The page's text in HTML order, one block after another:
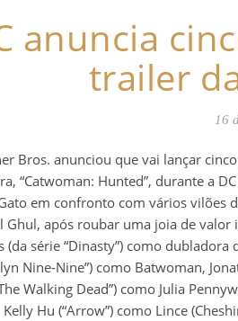
anuncia
trailer
16
Bros. anunciou que vai lançar
“Catwoman: Hunted”, durante a
em confronto com vários vilões
Ghul, após roubar uma joia de valor
(da série “Dinasty”) como
Nine-Nine”) como Batwoman,
Walking Dead”) como Julia
Hu (“Arrow”) como Lince